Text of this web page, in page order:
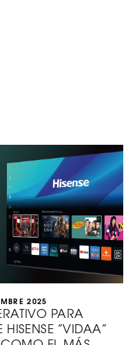
2025
PARA
HISENSE “VIDAA”